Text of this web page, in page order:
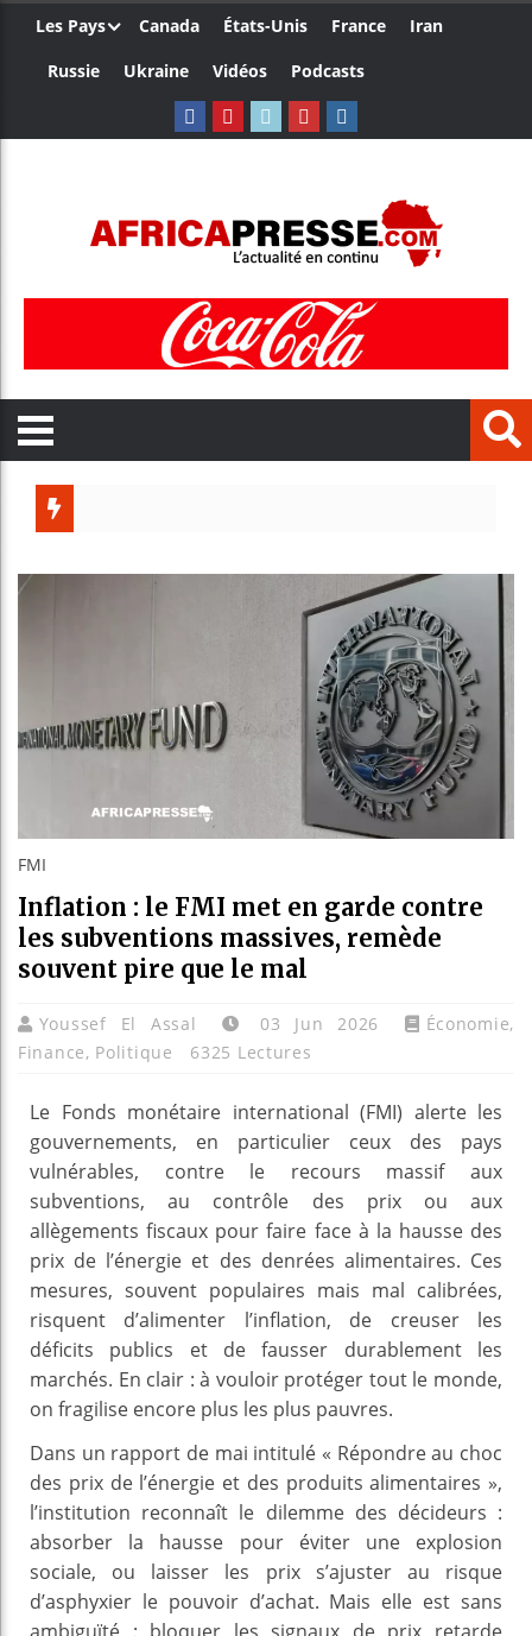
Les Pays Canada États-Unis France
Iran
Russie
Ukraine Vidéos Podcasts
Guinée :
Réforme
Bénin :
FMI
Inflation : le FMI met en garde contre
les subventions massives, remède
souvent pire que le mal
Youssef El Assal 03 Jun 2026 Économie,
Finance, Politique 6325 Lectures
Le Fonds monétaire international (FMI) alerte les
gouvernements, en particulier ceux des pays
vulnérables, contre le recours massif aux
subventions, au contrôle des prix ou aux
allègements fiscaux pour faire face à la hausse des
prix de l’énergie et des denrées alimentaires. Ces
mesures, souvent populaires mais mal calibrées,
risquent d’alimenter l’inflation, de creuser les
déficits publics et de fausser durablement les
marchés. En clair : à vouloir protéger tout le monde,
on fragilise encore plus les plus pauvres.
Dans un rapport de mai intitulé « Répondre au choc
des prix de l’énergie et des produits alimentaires »,
l’institution reconnaît le dilemme des décideurs :
absorber la hausse pour éviter une explosion
sociale, ou laisser les prix s’ajuster au risque
d’asphyxier le pouvoir d’achat. Mais elle est sans